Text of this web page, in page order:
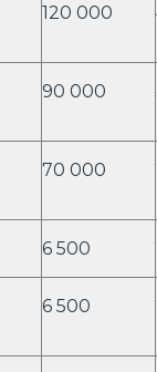
120 000
90 000
70 000
6 500
6 500